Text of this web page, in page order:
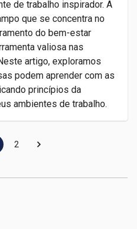
de trabalho inspirador. A
que se concentra no
do bem-estar
valiosa nas
artigo, exploramos
podem aprender com as
princípios da
ambientes de trabalho.
2